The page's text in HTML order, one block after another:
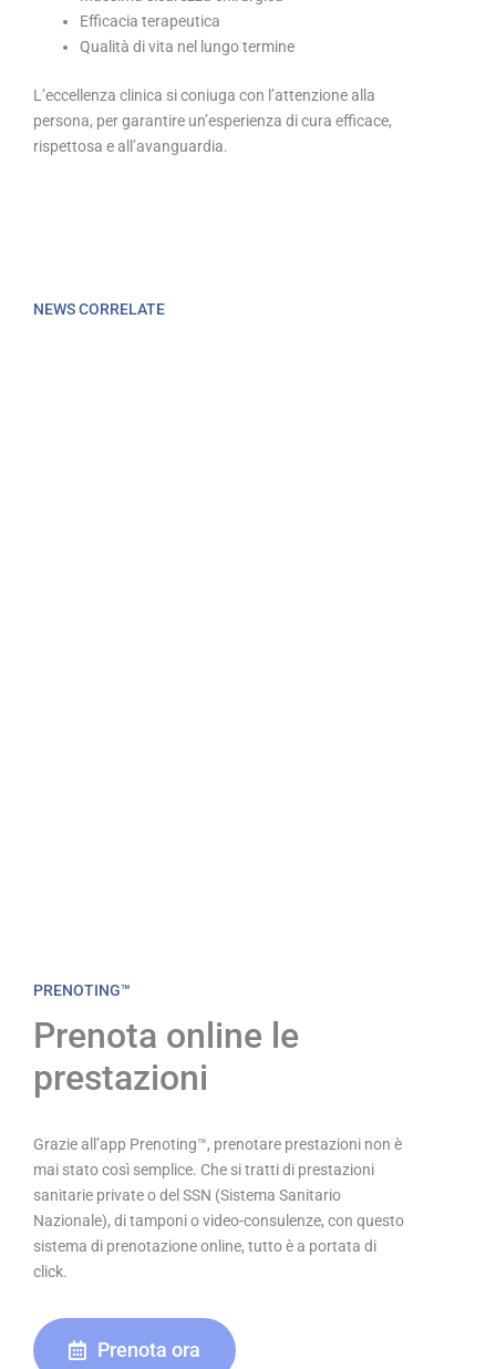
Efficacia terapeutica
Qualità di vita nel lungo termine
L’eccellenza clinica si coniuga con l’attenzione alla
persona, per garantire un’esperienza di cura efficace,
rispettosa e all’avanguardia.
NEWS CORRELATE
PRENOTING™
Prenota online le
prestazioni
Grazie all’app Prenoting™, prenotare prestazioni non è
mai stato così semplice. Che si tratti di prestazioni
sanitarie private o del SSN (Sistema Sanitario
Nazionale), di tamponi o video-consulenze, con questo
sistema di prenotazione online, tutto è a portata di
click.
Prenota ora